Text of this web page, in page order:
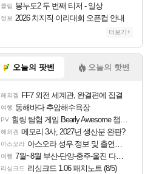
클립 봉누도2 두 번째 티저 - 일상
정보 2026 치지직 이리대회 오픈컵 안내
더보기+
오늘의 팟벤 오늘의 핫벤
해외겜 FF7 외전 세계관, 완결편에 집결
여행 동해바다 추암해수욕장
PV 힐링 탐험 게임 Bearly Awesome 챕터 1 트레일러
해외겜 메모리 3사, 2027년 생산분 완판?
아스오라 아스오라 성우 정보 및 출연작 모음
여행 7월~8월 부산-단양-충주-울진 다녀왔어요~
리싱크드 리싱크드 1.06 패치노트 (8/5)